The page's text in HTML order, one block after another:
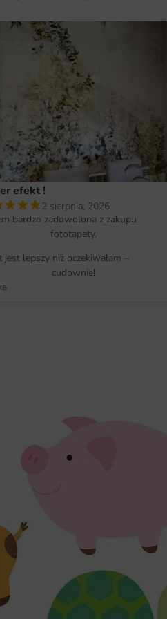
efekt !
2 sierpnia, 2026
bardzo zadowolona z zakupu
fototapety.
jest lepszy niż oczekiwałam –
cudownie!